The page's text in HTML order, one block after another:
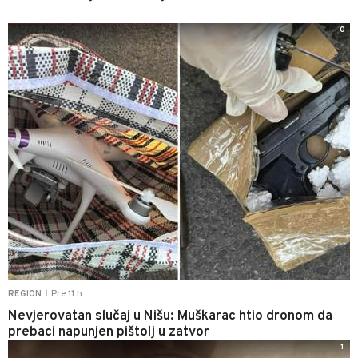
REGION Pre 11 h
Nevjerovatan slučaj u Nišu: Muškarac htio dronom da
prebaci napunjen pištolj u zatvor
0
1